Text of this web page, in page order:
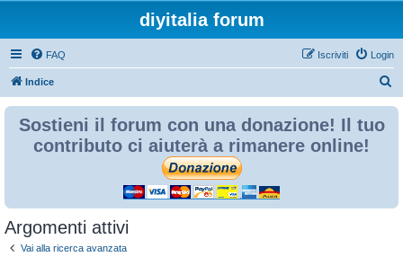
diyitalia forum
FAQ Login
Iscriviti
Indice
Sostieni il forum con una donazione! Il tuo
contributo ci aiuterà a rimanere online!
Argomenti attivi
Vai alla ricerca avanzata